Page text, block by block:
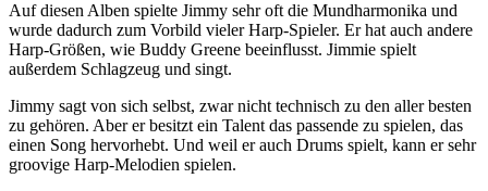
Auf diesen Alben spielte Jimmy sehr oft die Mundharmonika und
wurde dadurch zum Vorbild vieler Harp-Spieler. Er hat auch andere
Harp-Größen, wie Buddy Greene beeinflusst. Jimmie spielt
außerdem Schlagzeug und singt.
Jimmy sagt von sich selbst, zwar nicht technisch zu den aller besten
zu gehören. Aber er besitzt ein Talent das passende zu spielen, das
einen Song hervorhebt. Und weil er auch Drums spielt, kann er sehr
groovige Harp-Melodien spielen.